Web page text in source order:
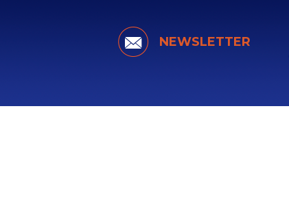
NEWSLETTER